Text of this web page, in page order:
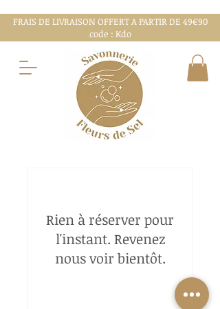
FRAIS DE LIVRAISON OFFERT A PARTIR DE 49€90
code : Kdo
Rien à réserver pour
l'instant. Revenez
nous voir bientôt.